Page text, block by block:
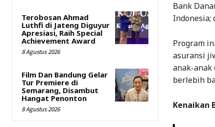
Terobosan Ahmad
Luthfi di Jateng Diguyur
Apresiasi, Raih Special
Achievement Award
8 Agustus 2026
Film Dan Bandung Gelar
Tur Premiere di
Semarang, Disambut
Hangat Penonton
8 Agustus 2026
Bank
Indonesia;
Program
asuransi
anak-anak
berlebih
Kenaikan